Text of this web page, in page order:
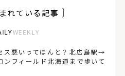
れている記事
WEEKLY
ス悪いってほんと？北広島駅→
ンフィールド北海道まで歩いて